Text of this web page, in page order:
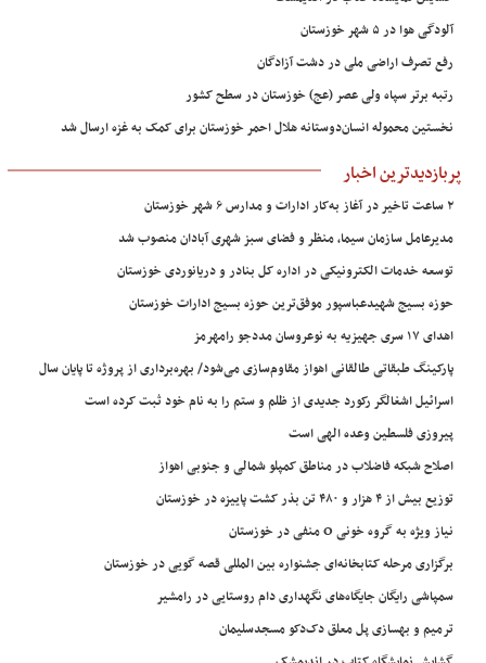
آلودگی هوا در ۵ شهر خوزستان
رفع تصرف اراضی ملی در دشت آزادگان
رتبه برتر سپاه ولی عصر (عج) خوزستان در سطح کشور
نخستین محموله انسان‌دوستانه هلال احمر خوزستان برای کمک به غزه ارسال شد
پربازدیدترین اخبار
۲ ساعت تاخیر در آغاز به‌کار ادارات و مدارس ۶ شهر خوزستان
مدیرعامل سازمان سیما، منظر و فضای سبز شهری آبادان منصوب شد
توسعه خدمات الکترونیکی در اداره کل بنادر و دریانوردی خوزستان
حوزه بسیج شهیدعباسپور موفق‌ترین حوزه بسیج ادارات خوزستان
اهدای ۱۷ سری جهیزیه به نوعروسان مددجو رامهرمز
پارکینگ طبقاتی طالقانی اهواز مقاوم‌سازی می‌شود/ بهره‌برداری از پروژه تا پایان سال
اسرائیل اشغالگر رکورد جدیدی از ظلم و ستم را به نام خود ثبت کرده است
پیروزی فلسطین وعده الهی است
اصلاح شبکه فاضلاب در مناطق کمپلو شمالی و جنوبی اهواز
توزیع بیش از ۴ هزار و ۴۸۰ تن بذر کشت پاییزه در خوزستان
نیاز ویژه به گروه خونی O منفی در خوزستان
برگزاری مرحله کتابخانه‌ای جشنواره بین المللی قصه گویی در خوزستان
سمپاشی رایگان جایگاه‌های نگهداری دام روستایی در رامشیر
ترمیم و بهسازی پل معلق دک‌دکو مسجدسلیمان